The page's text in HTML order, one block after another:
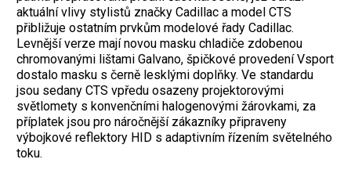
aktuální vlivy stylistů značky Cadillac a model CTS
přibližuje ostatním prvkům modelové řady Cadillac.
Levnější verze mají novou masku chladiče zdobenou
chromovanými lištami Galvano, špičkové provedení Vsport
dostalo masku s černě lesklými doplňky. Ve standardu
jsou sedany CTS vpředu osazeny projektorovými
světlomety s konvenčními halogenovými žárovkami, za
příplatek jsou pro náročnější zákazníky připraveny
výbojkové reflektory HID s adaptivním řízením světelného
toku.